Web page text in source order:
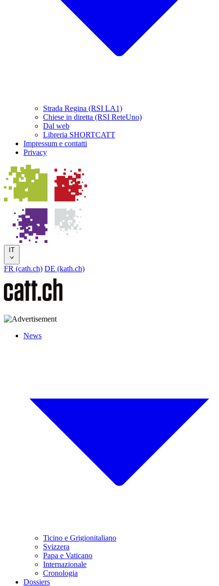
Strada Regina (RSI LA1)
Chiese in diretta (RSI ReteUno)
Dal web
Libreria SHORTCATT
Impressum e contatti
Privacy
IT
FR (cath.ch) DE (kath.ch)
News
Ticino e Grigionitaliano
Svizzera
Papa e Vaticano
Internazionale
Cronologia
Dossiers